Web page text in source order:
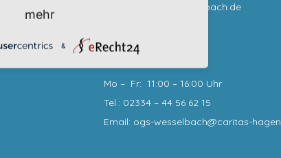
Email: info@gs-wesselbach.de
Mo – Fr: 11:00 – 16:00 Uhr
Tel.: 02334 – 44 56 62 15
Email: ogs-wesselbach@caritas-hagen
mehr
&